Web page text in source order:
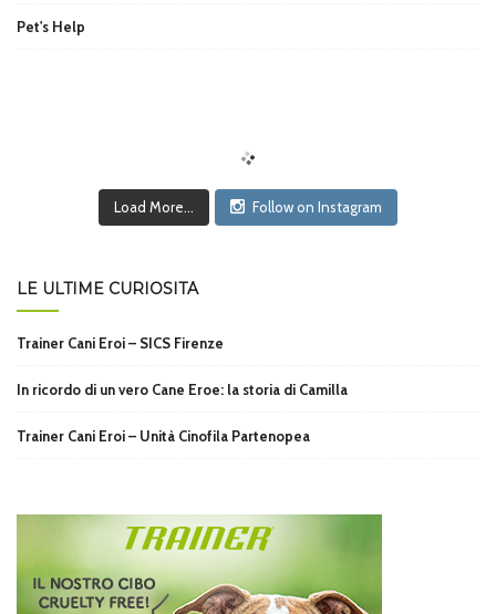
Pet's Help
Load More... Follow on Instagram
LE ULTIME CURIOSITÀ
Trainer Cani Eroi – SICS Firenze
In ricordo di un vero Cane Eroe: la storia di Camilla
Trainer Cani Eroi – Unità Cinofila Partenopea